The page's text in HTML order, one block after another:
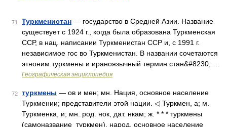
71 Туркменистан — государство в Средней Азии. Название
существует с 1924 г., когда была образована Туркменская
ССР, в нац. написании Туркменистан ССР и, с 1991 г.
независимое гос во Туркменистан. В названии сочетаются
этноним туркмены и ираноязычный термин стан&#8230; …
Географическая энциклопедия
72 туркмены — ов и мен; мн. Нация, основное население
Туркмении; представители этой нации. ◁ Туркмен, а; м.
Туркменка, и; мн. род. нок, дат. нкам; ж. * * * туркмены
(самоназвание туркмен), народ, основное население